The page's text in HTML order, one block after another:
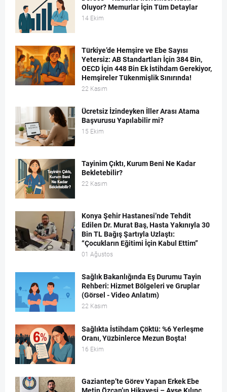
Oluyor? Memurlar İçin Tüm Detaylar
14 Ekim
Türkiye’de Hemşire ve Ebe Sayısı
Yetersiz: AB Standartları İçin 384 Bin,
OECD İçin 448 Bin Ek İstihdam Gerekiyor,
Hemşireler Tükenmişlik Sınırında!
22 Kasım
Ücretsiz İzindeyken İller Arası Atama
Başvurusu Yapılabilir mi?
15 Ekim
Tayinim Çıktı, Kurum Beni Ne Kadar
Bekletebilir?
22 Kasım
Konya Şehir Hastanesi’nde Tehdit
Edilen Dr. Murat Baş, Hasta Yakınıyla 30
Bin TL Bağış Şartıyla Uzlaştı:
“Çocukların Eğitimi İçin Kabul Ettim”
01 Ağustos
Sağlık Bakanlığında Eş Durumu Tayin
Rehberi: Hizmet Bölgeleri ve Gruplar
(Görsel - Video Anlatım)
22 Kasım
Sağlıkta İstihdam Çöktü: %6 Yerleşme
Oranı, Yüzbinlerce Mezun Boşta!
16 Ekim
Gaziantep’te Görev Yapan Erkek Ebe